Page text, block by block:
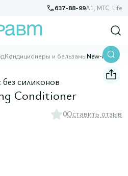
637-88-99A1, МТС, Life
Кондиционеры и бальзамы New-Plex Balancing Conditioner
силиконов
Conditioner
0Оставить отзыв